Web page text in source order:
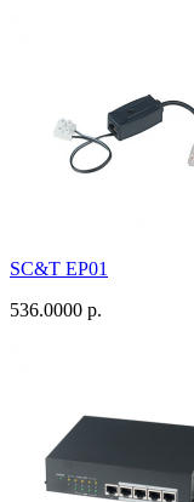
SC&T EP01
536.0000 р.